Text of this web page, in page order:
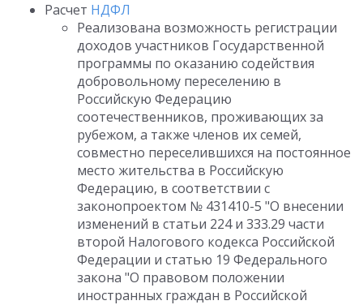
Расчет НДФЛ
Реализована возможность регистрации
доходов участников Государственной
программы по оказанию содействия
добровольному переселению в
Российскую Федерацию
соотечественников, проживающих за
рубежом, а также членов их семей,
совместно переселившихся на постоянное
место жительства в Российскую
Федерацию, в соответствии с
законопроектом № 431410-5 "О внесении
изменений в статьи 224 и 333.29 части
второй Налогового кодекса Российской
Федерации и статью 19 Федерального
закона "О правовом положении
иностранных граждан в Российской